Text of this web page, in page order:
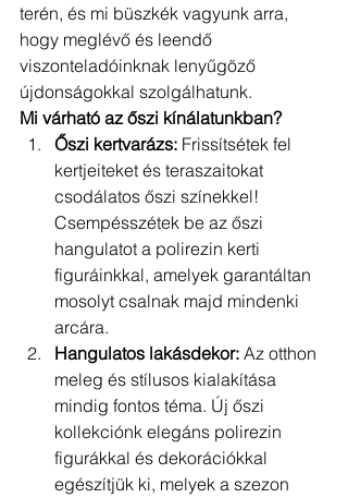
terén, és mi büszkék vagyunk arra,
hogy meglévő és leendő
viszonteladóinknak lenyűgöző
újdonságokkal szolgálhatunk.
Mi várható az őszi kínálatunkban?
Őszi kertvarázs: Frissítsétek fel
kertjeiteket és teraszaitokat
csodálatos őszi színekkel!
Csempésszétek be az őszi
hangulatot a polirezin kerti
figuráinkkal, amelyek garantáltan
mosolyt csalnak majd mindenki
arcára.
Hangulatos lakásdekor: Az otthon
meleg és stílusos kialakítása
mindig fontos téma. Új őszi
kollekciónk elegáns polirezin
figurákkal és dekorációkkal
egészítjük ki, melyek a szezon